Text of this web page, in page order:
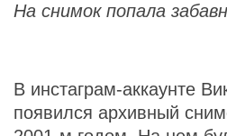
На снимок попала
В инстаграм-аккаунте
появился архивный